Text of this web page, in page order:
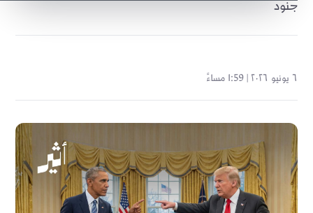
جنود
٦ يونيو ٢٠٢٦ | 1:59 مساءً